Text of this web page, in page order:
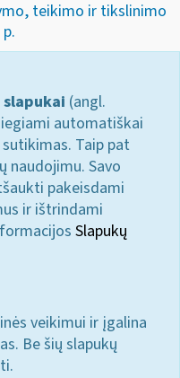
teikimo ir tikslinimo
(angl.
automatiškai
Taip pat
naudojimu. Savo
pakeisdami
ir ištrindami
Slapukų
veikimui ir įgalina
Be šių slapukų